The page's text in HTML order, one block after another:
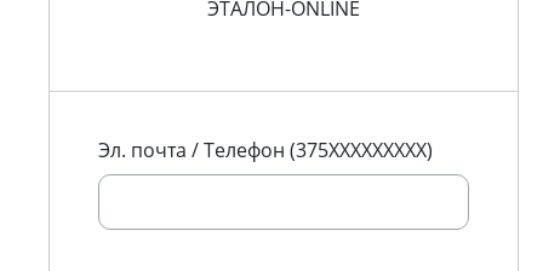
ЭТАЛОН-ONLINE
Эл. почта / Телефон (375XXXXXXXXX)